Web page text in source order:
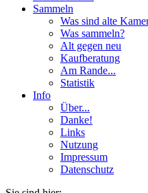
Sammeln
Was sind alte
Was sammeln?
Alt gegen neu
Kaufberatung
Am Rande...
Statistik
Info
Über...
Danke!
Links
Nutzung
Impressum
Datenschutz